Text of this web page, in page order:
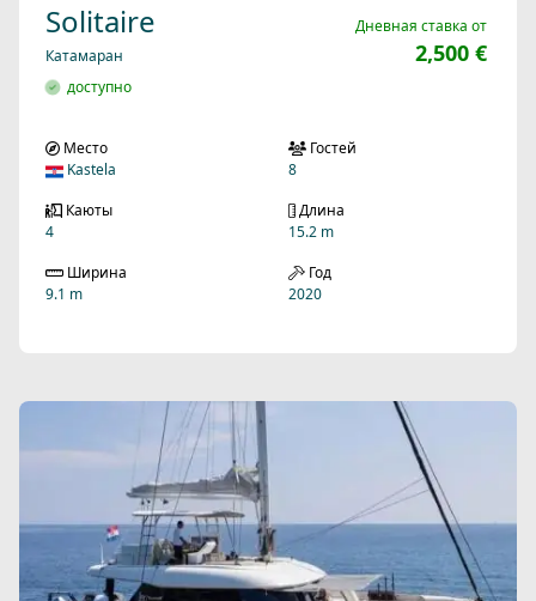
Solitaire
Катамаран
доступно
Дневная ставка от
2,500 €
Место
Kastela
Гостей
8
Каюты
4
Длина
15.2 m
Ширина
9.1 m
Год
2020